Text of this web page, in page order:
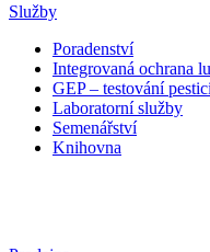
Služby
Poradenství
Integrovaná ochrana
GEP – testování
Laboratorní služby
Semenářství
Knihovna